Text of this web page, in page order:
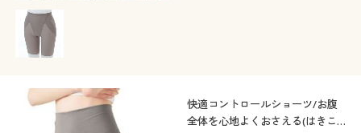
快適コントロールショーツ/お腹
全体を心地よくおさえる(はきこみ